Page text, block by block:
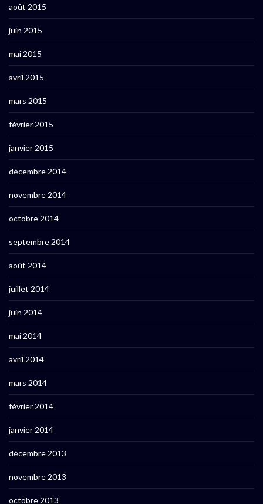
août 2015
juin 2015
mai 2015
avril 2015
mars 2015
février 2015
janvier 2015
décembre 2014
novembre 2014
octobre 2014
septembre 2014
août 2014
juillet 2014
juin 2014
mai 2014
avril 2014
mars 2014
février 2014
janvier 2014
décembre 2013
novembre 2013
octobre 2013